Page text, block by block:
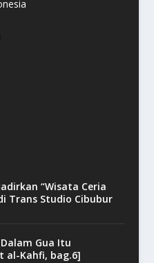
“Wisata Ceria
Trans Studio Cibubur
Gua Itu
al-Kahfi, bag.6]